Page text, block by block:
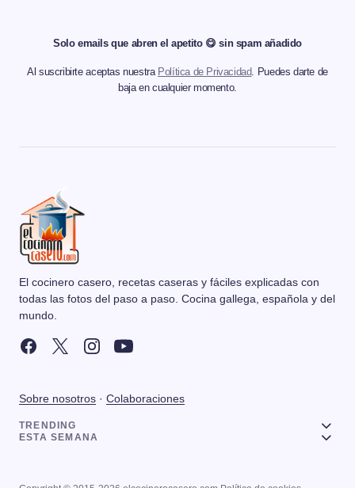
Solo emails que abren el apetito 😋 sin spam añadido
Al suscribirte aceptas nuestra Política de Privacidad. Puedes darte de
baja en cualquier momento.
El cocinero casero, recetas caseras y fáciles explicadas con
todas las fotos del paso a paso. Cocina gallega, española y del
mundo.
Sobre nosotros · Colaboraciones
TRENDING
ESTA SEMANA